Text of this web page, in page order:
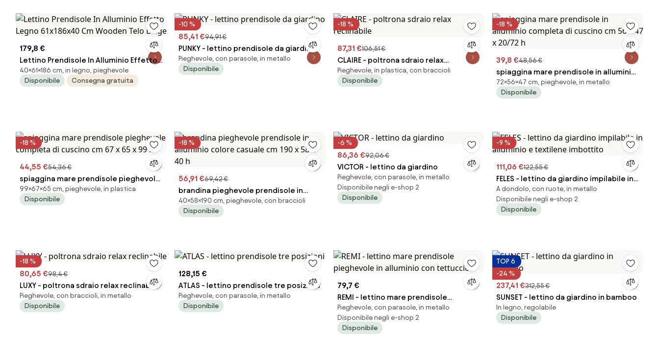
179,8 €
Lettino Prendisole In Alluminio Effetto
Legno 61x186x40 Cm Wooden Telo
Beige
40×61×186 cm, in legno, pieghevole
Disponibile
Consegna gratuita
-10 %
85,41 €94,91 €
PUNKY - lettino prendisole da giardino
Pieghevole, con parasole, in metallo
Disponibile
-18 %
87,31 €106,51 €
CLAIRE - poltrona sdraio relax
reclinabile
Pieghevole, in plastica, con braccioli
Disponibile
-18 %
39,8 €48,56 €
spiaggina mare prendisole in alluminio
completa di cuscino cm 56 x 47 x
20/72 h
72×56×47 cm, pieghevole, in metallo
Disponibile
-18 %
44,55 €54,36 €
spiaggina mare prendisole pieghevole
completa di cuscino cm 67 x 65 x 99 h
99×67×65 cm, pieghevole, in plastica
Disponibile
-18 %
56,91 €69,42 €
brandina pieghevole prendisole in
alluminio colore casuale cm 190 x 58 x
40 h
40×58×190 cm, pieghevole, con braccioli
Disponibile
-6 %
86,36 €92,06 €
VICTOR - lettino da giardino
Pieghevole, con parasole, in metallo
Disponibile negli e-shop 2
Disponibile
-9 %
111,06 €122,55 €
FELES - lettino da giardino impilabile in
alluminio e textilene imbottito
A dondolo, con ruote, in metallo
Disponibile negli e-shop 2
Disponibile
-18 %
80,65 €98,4 €
LUXY - poltrona sdraio relax reclinabile
Pieghevole, con braccioli, in metallo
Disponibile
128,15 €
ATLAS - lettino prendisole tre posizioni
Pieghevole, con parasole, in metallo
Disponibile
79,7 €
REMI - lettino mare prendisole
pieghevole in alluminio con tettuccio
Pieghevole, con parasole, in metallo
Disponibile negli e-shop 2
Disponibile
TOP 6
-24 %
237,41 €312,55 €
SUNSET - lettino da giardino in bamboo
In legno, regolabile
Disponibile